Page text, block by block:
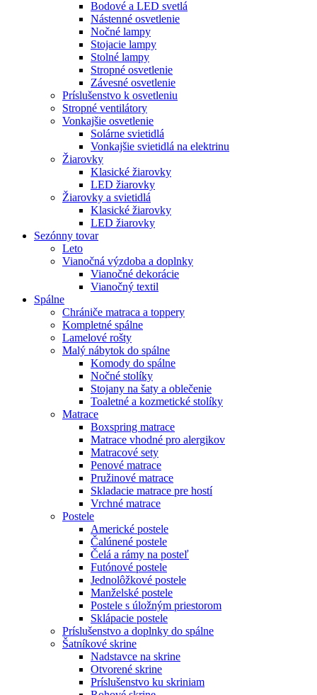
Bodové a LED svetlá
Nástenné osvetlenie
Nočné lampy
Stojacie lampy
Stolné lampy
Stropné osvetlenie
Závesné osvetlenie
Príslušenstvo k osvetleniu
Stropné ventilátory
Vonkajšie osvetlenie
Solárne svietidlá
Vonkajšie svietidlá na elektrinu
Žiarovky
Klasické žiarovky
LED žiarovky
Žiarovky a svietidlá
Klasické žiarovky
LED žiarovky
Sezónny tovar
Leto
Vianočná výzdoba a doplnky
Vianočné dekorácie
Vianočný textil
Spálne
Chrániče matraca a toppery
Kompletné spálne
Lamelové rošty
Malý nábytok do spálne
Komody do spálne
Nočné stolíky
Stojany na šaty a oblečenie
Toaletné a kozmetické stolíky
Matrace
Boxspring matrace
Matrace vhodné pro alergikov
Matracové sety
Penové matrace
Pružinové matrace
Skladacie matrace pre hostí
Vrchné matrace
Postele
Americké postele
Čalúnené postele
Čelá a rámy na posteľ
Futónové postele
Jednolôžkové postele
Manželské postele
Postele s úložným priestorom
Sklápacie postele
Príslušenstvo a doplnky do spálne
Šatníkové skrine
Nadstavce na skrine
Otvorené skrine
Príslušenstvo ku skriniam